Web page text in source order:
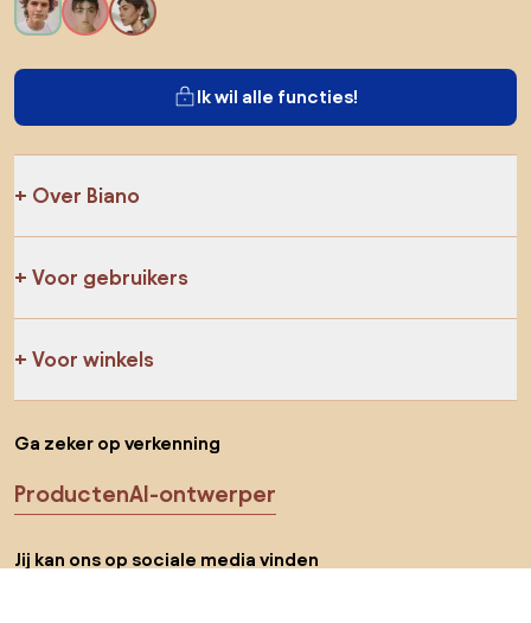
Ik wil alle functies!
Over Biano
Voor gebruikers
Voor winkels
Ga zeker op verkenning
ProductenAI-ontwerper
Jij kan ons op sociale media vinden